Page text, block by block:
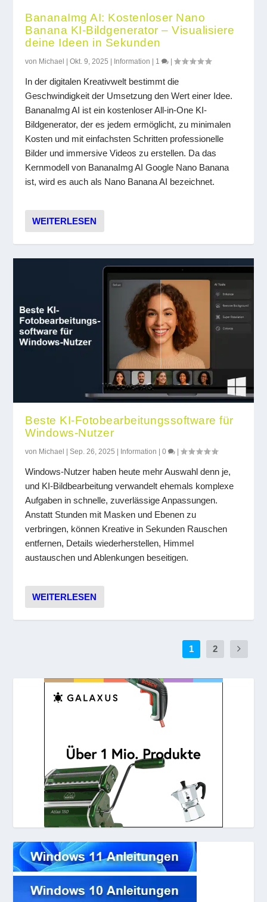
BananaImg AI: Kostenloser Nano
Banana KI-Bildgenerator – Visualisiere
deine Ideen in Sekunden
von Michael |Okt. 9, 2025 Information 1 |
In der digitalen Kreativwelt bestimmt die
Geschwindigkeit der Umsetzung den Wert einer Idee.
BananaImg AI ist ein kostenloser All-in-One KI-
Bildgenerator, der es jedem ermöglicht, zu minimalen
Kosten und mit einfachsten Schritten professionelle
Bilder und immersive Videos zu erstellen. Da das
Kernmodell von BananaImg AI Google Nano Banana
ist, wird es auch als Nano Banana AI bezeichnet.
WEITERLESEN
Beste KI-Fotobearbeitungssoftware für
Windows-Nutzer
von Michael |Sep. 26, 2025 | Information |0 |
Windows-Nutzer haben heute mehr Auswahl denn je,
und KI-Bildbearbeitung verwandelt ehemals komplexe
Aufgaben in schnelle, zuverlässige Anpassungen.
Anstatt Stunden mit Masken und Ebenen zu
verbringen, können Kreative in Sekunden Rauschen
entfernen, Details wiederherstellen, Himmel
austauschen und Ablenkungen beseitigen.
WEITERLESEN
1 2